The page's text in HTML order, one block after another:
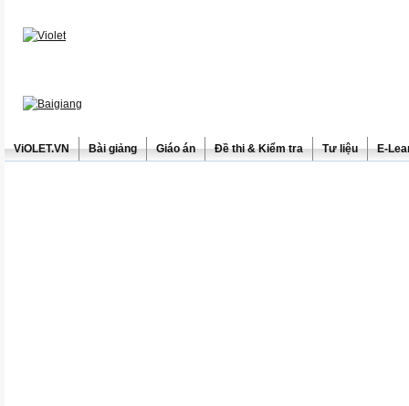
ViOLET.VN Bài giảng Giáo án Đề thi & Kiểm tra Tư liệu E-